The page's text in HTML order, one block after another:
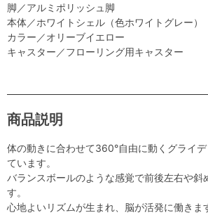
脚／アルミポリッシュ脚
本体／ホワイトシェル（色ホワイトグレー）
カラー／オリーブイエロー
キャスター／フローリング用キャスター
商品説明
体の動きに合わせて360°自由に動くグライ
ています。
バランスボールのような感覚で前後左右や斜
す。
心地よいリズムが生まれ、脳が活発に働きま